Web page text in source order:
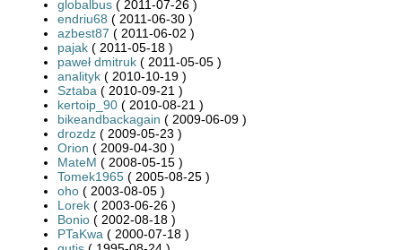
globalbus ( 2011-07-26 )
endriu68 ( 2011-06-30 )
azbest87 ( 2011-06-02 )
pajak ( 2011-05-18 )
paweł dmitruk ( 2011-05-05 )
analityk ( 2010-10-19 )
Sztaba ( 2010-09-21 )
kertoip_90 ( 2010-08-21 )
bikeandbackagain ( 2009-06-09 )
drozdz ( 2009-05-23 )
Orion ( 2009-04-30 )
MateM ( 2008-05-15 )
Tomek1965 ( 2005-08-25 )
oho ( 2003-08-05 )
Lorek ( 2003-06-26 )
Bonio ( 2002-08-18 )
PTaKwa ( 2000-07-18 )